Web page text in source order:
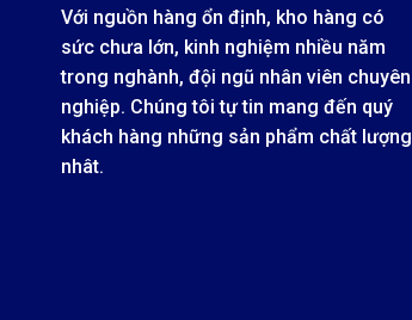
Với nguồn hàng ổn định, kho hàng có
sức chưa lớn, kinh nghiệm nhiều năm
trong nghành, đội ngũ nhân viên chuyên
nghiệp. Chúng tôi tự tin mang đến quý
khách hàng những sản phẩm chất lượng
nhât.